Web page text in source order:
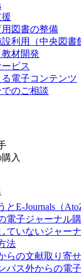
図書の整備
利用（中央図書
材開発
ビス
電子コンテンツ
のご相談
入
とE-Journals（
電子ジャーナル
ていないジャー
法
らの文献取り寄せ
パス外からの電